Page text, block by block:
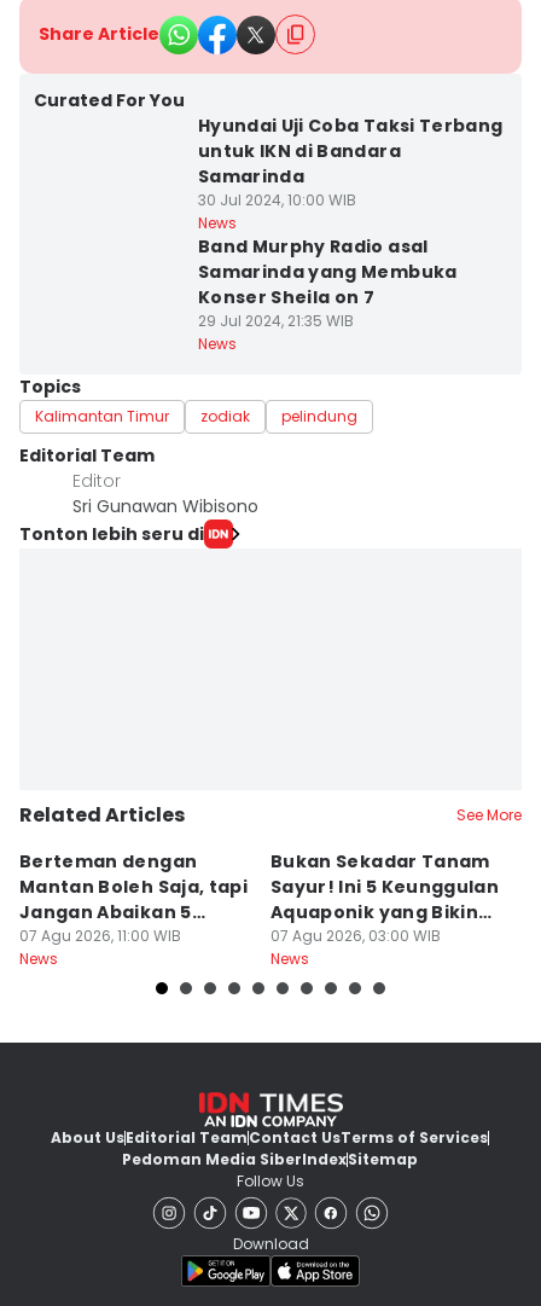
Share Article
Curated For You
Hyundai Uji Coba Taksi Terbang
untuk IKN di Bandara
Samarinda
30 Jul 2024, 10:00 WIB
News
Band Murphy Radio asal
Samarinda yang Membuka
Konser Sheila on 7
29 Jul 2024, 21:35 WIB
News
Topics
Kalimantan Timur zodiak pelindung
Editorial Team
Editor
Sri Gunawan Wibisono
Tonton lebih seru di
Related Articles See More
Berteman dengan
Mantan Boleh Saja, tapi
Jangan Abaikan 5
Aturan Ini
07 Agu 2026, 11:00 WIB
News
Bukan Sekadar Tanam
Sayur! Ini 5 Keunggulan
Aquaponik yang Bikin
Takjub
07 Agu 2026, 03:00 WIB
News
About UsEditorial TeamContact UsTerms of Services
Pedoman Media SiberIndexSitemap
Follow Us
Download